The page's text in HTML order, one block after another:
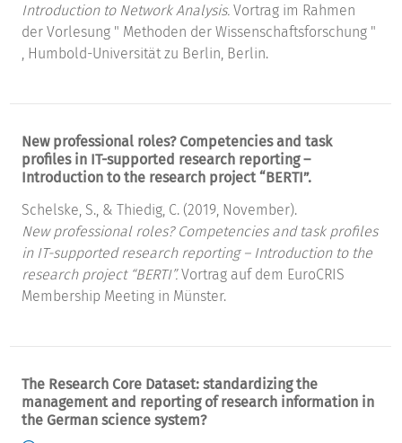
Introduction to Network Analysis. Vortrag im Rahmen
der Vorlesung " Methoden der Wissenschaftsforschung "
, Humbold-Universität zu Berlin, Berlin.
New professional roles? Competencies and task
profiles in IT-supported research reporting –
Introduction to the research project “BERTI”.
Schelske, S., & Thiedig, C. (2019, November).
New professional roles? Competencies and task profiles
in IT-supported research reporting – Introduction to the
research project “BERTI”.Vortrag auf dem EuroCRIS
Membership Meeting in Münster.
The Research Core Dataset: standardizing the
management and reporting of research information in
the German science system?